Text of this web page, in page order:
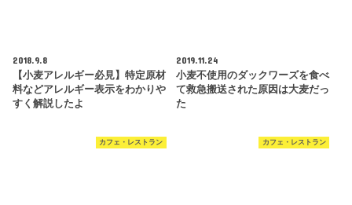
2018.9.8
【小麦アレルギー必見】特定原材
料などアレルギー表示をわかりや
すく解説したよ
2019.11.24
小麦不使用のダックワーズを食べ
て救急搬送された原因は大麦だっ
た
カフェ・レストラン カフェ・レストラン